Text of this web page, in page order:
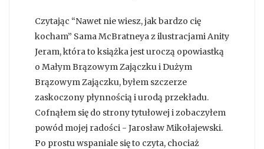
Czytając “Nawet nie wiesz, jak bardzo cię
kocham” Sama McBratneya z ilustracjami Anity
Jeram, która to książka jest uroczą opowiastką
o Małym Brązowym Zajączku i Dużym
Brązowym Zajączku, byłem szczerze
zaskoczony płynnością i urodą przekładu.
Cofnąłem się do strony tytułowej i zobaczyłem
powód mojej radości - Jarosław Mikołajewski.
Po prostu wspaniale się to czyta, chociaż